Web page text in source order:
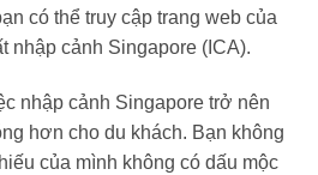
có thể truy cập trang web của
nhập cảnh Singapore (ICA).
nhập cảnh Singapore trở nên
hơn cho du khách. Bạn không
của mình không có dấu mộc